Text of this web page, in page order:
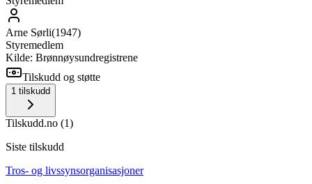
Arne Sørli(1947)
Styremedlem
Kilde: Brønnøysundregistrene
Tilskudd og støtte
1 tilskudd
Tilskudd.no (1)
Siste tilskudd
Tros- og livssynsorganisasjoner